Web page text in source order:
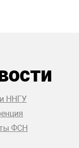
ННГУ
ФСН